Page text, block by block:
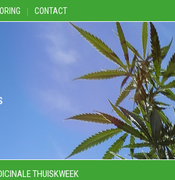
CONTACT
THUISKWEEK